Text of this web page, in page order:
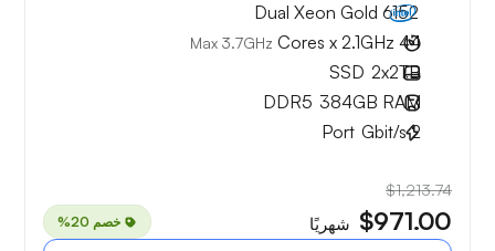
Dual Xeon Gold 6152
44 Cores x 2.1GHz
Max 3.7GHz
2x2TB
SSD
384GB RAM
DDR5
2
Gbit/s
Port
$1,213.74
$971.00 شهريًا خصم 20%